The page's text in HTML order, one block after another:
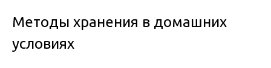
Методы хранения в домашних
условиях